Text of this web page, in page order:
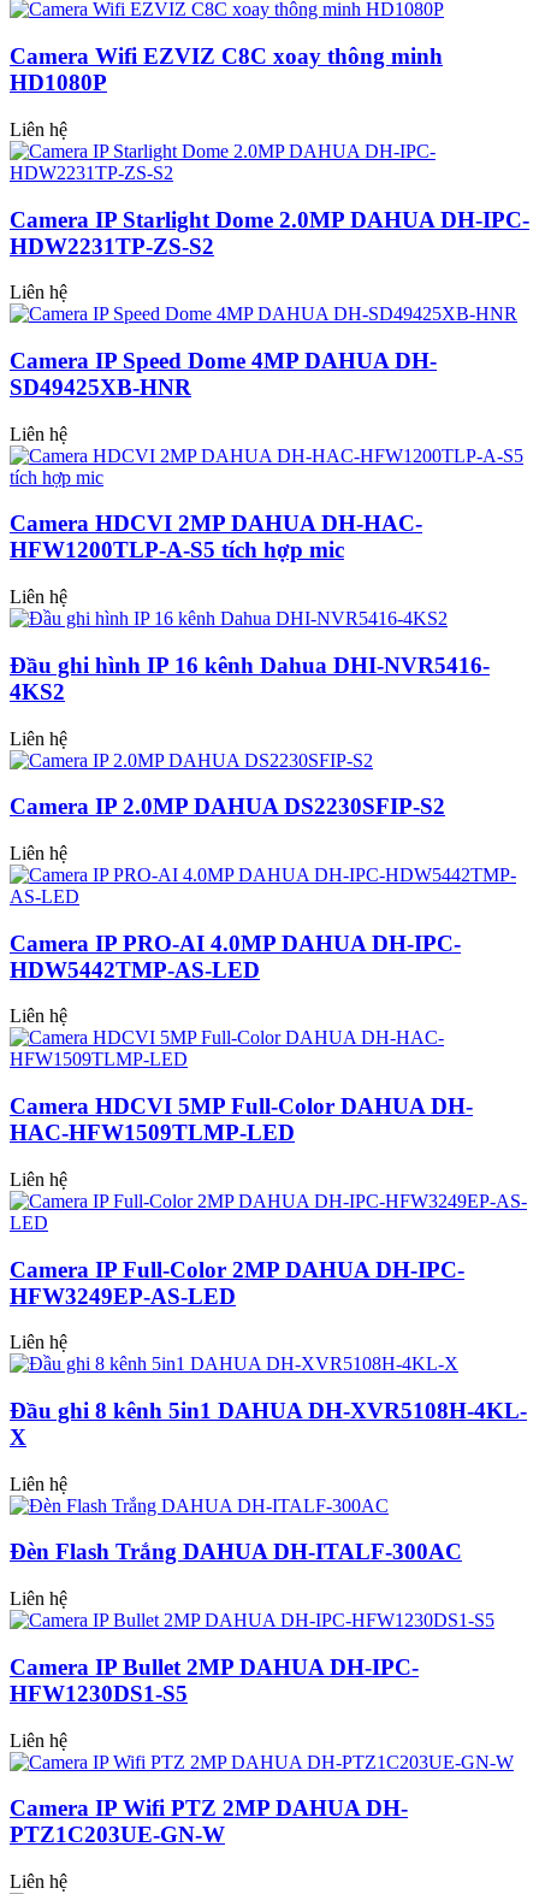
Camera Wifi EZVIZ C8C xoay thông minh
HD1080P
Liên hệ
Camera IP Starlight Dome 2.0MP DAHUA DH-IPC-
HDW2231TP-ZS-S2
Liên hệ
Camera IP Speed Dome 4MP DAHUA DH-
SD49425XB-HNR
Liên hệ
Camera HDCVI 2MP DAHUA DH-HAC-
HFW1200TLP-A-S5 tích hợp mic
Liên hệ
Đầu ghi hình IP 16 kênh Dahua DHI-NVR5416-
4KS2
Liên hệ
Camera IP 2.0MP DAHUA DS2230SFIP-S2
Liên hệ
Camera IP PRO-AI 4.0MP DAHUA DH-IPC-
HDW5442TMP-AS-LED
Liên hệ
Camera HDCVI 5MP Full-Color DAHUA DH-
HAC-HFW1509TLMP-LED
Liên hệ
Camera IP Full-Color 2MP DAHUA DH-IPC-
HFW3249EP-AS-LED
Liên hệ
Đầu ghi 8 kênh 5in1 DAHUA DH-XVR5108H-4KL-
X
Liên hệ
Đèn Flash Trắng DAHUA DH-ITALF-300AC
Liên hệ
Camera IP Bullet 2MP DAHUA DH-IPC-
HFW1230DS1-S5
Liên hệ
Camera IP Wifi PTZ 2MP DAHUA DH-
PTZ1C203UE-GN-W
Liên hệ